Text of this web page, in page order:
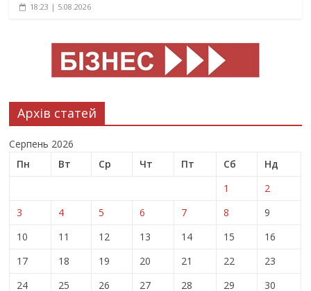
18:23 | 5.08.2026
Архів статей
Серпень 2026
Пн
Вт Ср Чт Пт Сб
Нд
1
2
3
4 5 6 7 8
9
10
11 12 13 14 15
16
17
18 19 20 21 22
23
24
25 26 27 28 29
30